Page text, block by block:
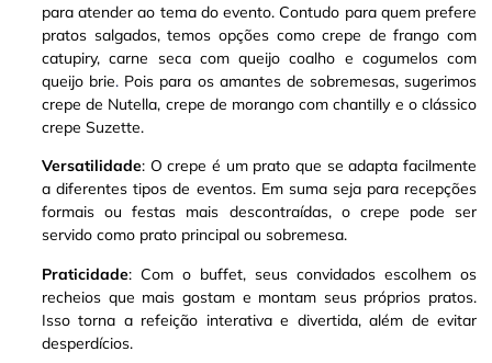
para atender ao tema do evento. Contudo para quem prefere
pratos salgados, temos opções como crepe de frango com
catupiry, carne seca com queijo coalho e cogumelos com
queijo brie. Pois para os amantes de sobremesas, sugerimos
crepe de Nutella, crepe de morango com chantilly e o clássico
crepe Suzette.
Versatilidade: O crepe é um prato que se adapta facilmente
a diferentes tipos de eventos. Em suma seja para recepções
formais ou festas mais descontraídas, o crepe pode ser
servido como prato principal ou sobremesa.
Praticidade: Com o buffet, seus convidados escolhem os
recheios que mais gostam e montam seus próprios pratos.
Isso torna a refeição interativa e divertida, além de evitar
desperdícios.